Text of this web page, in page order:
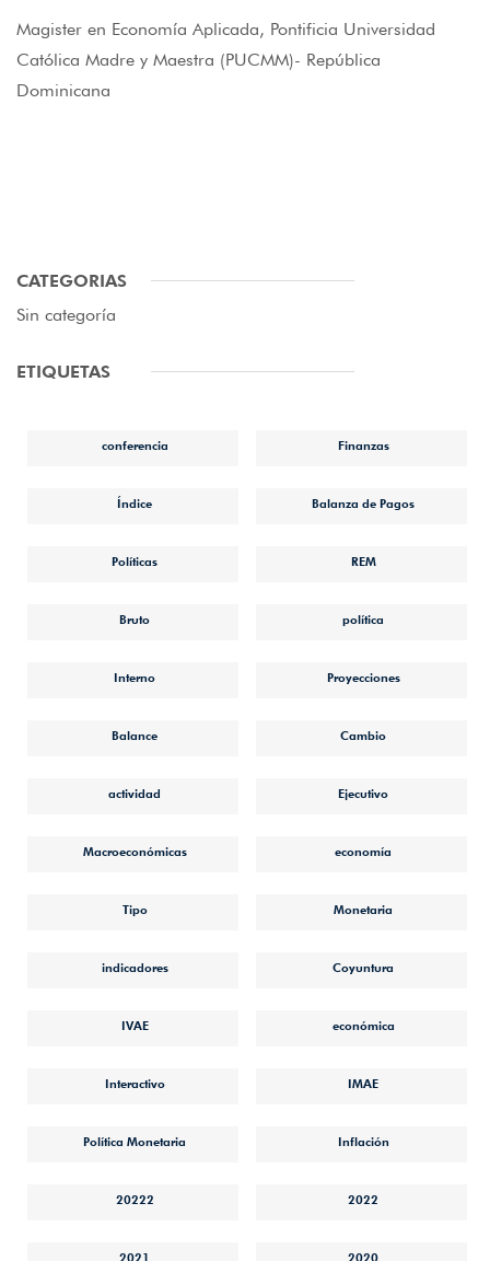
Magister en Economía Aplicada, Pontificia Universidad
Católica Madre y Maestra (PUCMM)- República
Dominicana
CATEGORIAS
Sin categoría
ETIQUETAS
conferencia Finanzas
Índice Balanza de Pagos
Políticas REM
Bruto política
Interno Proyecciones
Balance Cambio
actividad Ejecutivo
Macroeconómicas economía
Tipo Monetaria
indicadores Coyuntura
IVAE económica
Interactivo IMAE
Política Monetaria Inflación
20222 2022
2021 2020